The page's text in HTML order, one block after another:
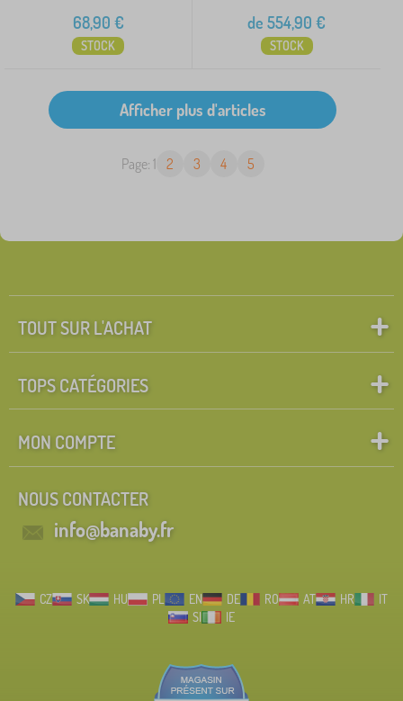
68,90 €
STOCK
de 554,90 €
STOCK
Page: 1 2 3 4 5
TOUT SUR L'ACHAT
TOPS CATÉGORIES
MON COMPTE
NOUS CONTACTER
info@banaby.fr
CZ SK HU PL EN DE RO AT HR
IT
SI
IE